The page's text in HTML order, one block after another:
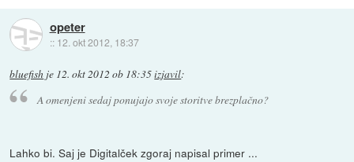
opeter
:: 12. okt 2012, 18:37
bluefish je 12. okt 2012 ob 18:35izjavil:
A omenjeni sedaj ponujajo svoje storitve brezplačno?
Lahko bi. Saj je Digitalček zgoraj napisal primer ...